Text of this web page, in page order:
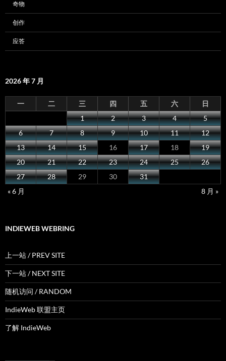
奇物
创作
应答
2026 年 7 月
一 二 三 四 五 六
日
1
2 3 4
5
6
7 8 9 10 11
12
13
14 15 16 17 18
19
20
21 22 23 24 25
26
27
28 29 30
31
« 6 月
8 月 »
INDIEWEB WEBRING
上一站 / PREV SITE
下一站 / NEXT SITE
随机访问 / RANDOM
IndieWeb 联盟主页
了解 IndieWeb